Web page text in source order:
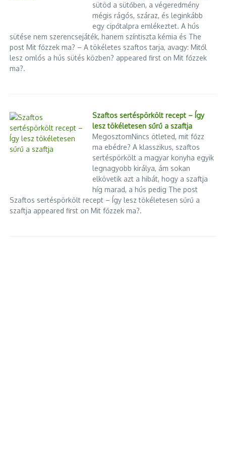
sütöd a sütőben, a végeredmény
mégis rágós, száraz, és leginkább
egy cipőtalpra emlékeztet. A hús
sütése nem szerencsejáték, hanem színtiszta kémia és The
post Mit főzzek ma? – A tökéletes szaftos tarja, avagy: Mitől
lesz omlós a hús sütés közben? appeared first on Mit főzzek
ma?.
Szaftos sertéspörkölt recept – Így
lesz tökéletesen sűrű a szaftja
MegosztomNincs ötleted, mit főzz
ma ebédre? A klasszikus, szaftos
sertéspörkölt a magyar konyha egyik
legnagyobb királya, ám sokan
elkövetik azt a hibát, hogy a szaftja
híg marad, a hús pedig The post
Szaftos sertéspörkölt recept – Így lesz tökéletesen sűrű a
szaftja appeared first on Mit főzzek ma?.